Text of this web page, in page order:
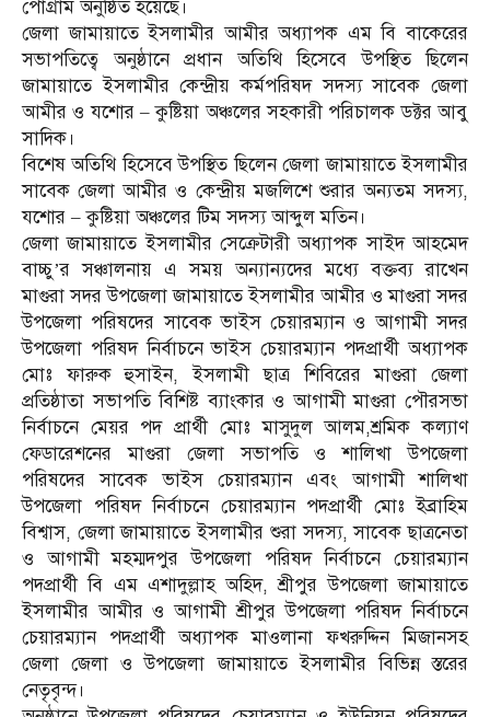
পোগ্রাম অনুষ্ঠিত হয়েছে।
জেলা জামায়াতে ইসলামীর আমীর অধ্যাপক এম বি বাকেরের
সভাপতিত্বে অনুষ্ঠানে প্রধান অতিথি হিসেবে উপস্থিত ছিলেন
জামায়াতে ইসলামীর কেন্দ্রীয় কর্মপরিষদ সদস্য সাবেক জেলা
আমীর ও যশোর – কুষ্টিয়া অঞ্চলের সহকারী পরিচালক ডক্টর আবু
সাদিক।
বিশেষ অতিথি হিসেবে উপস্থিত ছিলেন জেলা জামায়াতে ইসলামীর
সাবেক জেলা আমীর ও কেন্দ্রীয় মজলিশে শুরার অন্যতম সদস্য,
যশোর – কুষ্টিয়া অঞ্চলের টিম সদস্য আব্দুল মতিন।
জেলা জামায়াতে ইসলামীর সেক্রেটারী অধ্যাপক সাইদ আহমেদ
বাচ্চু’র সঞ্চালনায় এ সময় অন্যান্যদের মধ্যে বক্তব্য রাখেন
মাগুরা সদর উপজেলা জামায়াতে ইসলামীর আমীর ও মাগুরা সদর
উপজেলা পরিষদের সাবেক ভাইস চেয়ারম্যান ও আগামী সদর
উপজেলা পরিষদ নির্বাচনে ভাইস চেয়ারম্যান পদপ্রার্থী অধ্যাপক
মোঃ ফারুক হুসাইন, ইসলামী ছাত্র শিবিরের মাগুরা জেলা
প্রতিষ্ঠাতা সভাপতি বিশিষ্ট ব্যাংকার ও আগামী মাগুরা পৌরসভা
নির্বাচনে মেয়র পদ প্রার্থী মোঃ মাসুদুল আলম,শ্রমিক কল্যাণ
ফেডারেশনের মাগুরা জেলা সভাপতি ও শালিখা উপজেলা
পরিষদের সাবেক ভাইস চেয়ারম্যান এবং আগামী শালিখা
উপজেলা পরিষদ নির্বাচনে চেয়ারম্যান পদপ্রার্থী মোঃ ইব্রাহিম
বিশ্বাস, জেলা জামায়াতে ইসলামীর শুরা সদস্য, সাবেক ছাত্রনেতা
ও আগামী মহম্মদপুর উপজেলা পরিষদ নির্বাচনে চেয়ারম্যান
পদপ্রার্থী বি এম এশাদুল্লাহ অহিদ, শ্রীপুর উপজেলা জামায়াতে
ইসলামীর আমীর ও আগামী শ্রীপুর উপজেলা পরিষদ নির্বাচনে
চেয়ারম্যান পদপ্রার্থী অধ্যাপক মাওলানা ফখরুদ্দিন মিজানসহ
জেলা জেলা ও উপজেলা জামায়াতে ইসলামীর বিভিন্ন স্তরের
নেতৃবৃন্দ।